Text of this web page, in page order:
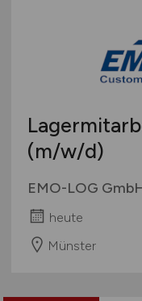
(m/w/d)
EMO-LOG
heute
Münster